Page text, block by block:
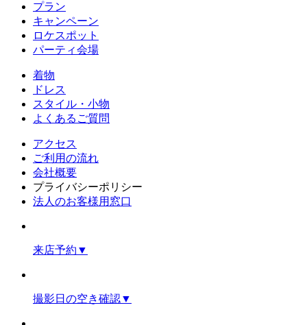
プラン
キャンペーン
ロケスポット
パーティ会場
着物
ドレス
スタイル・小物
よくあるご質問
アクセス
ご利用の流れ
会社概要
プライバシーポリシー
法人のお客様用窓口
来店予約 ▼
撮影日の空き確認▼